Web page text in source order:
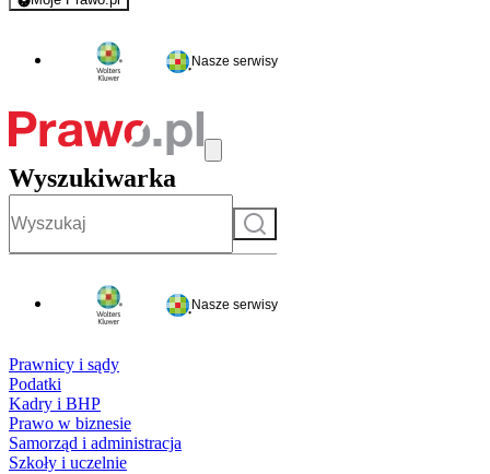
- rejestracja i logowanie do serwisu
Nasze serwisy
Wyszukiwarka
Szukaj
Nasze serwisy
Prawnicy i sądy
Podatki
Kadry i BHP
Prawo w biznesie
Samorząd i administracja
Szkoły i uczelnie